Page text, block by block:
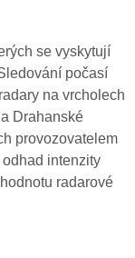
se vyskytují
počasí
na vrcholech
Drahanské
provozovatelem
intenzity
radarové